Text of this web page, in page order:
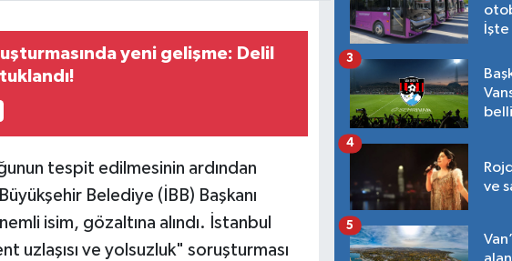
yeni gelişme: Delil
tespit edilmesinin ardından
Belediye (İBB) Başkanı
isim, gözaltına alındı. İstanbul
uzlaşısı ve yolsuzluk" soruşturması
3
ve
4
5